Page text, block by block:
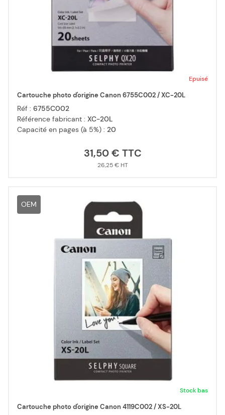
Epuisé
Cartouche photo d'origine Canon 6755C002 / XC-20L
Réf : 6755C002
Référence fabricant : XC-20L
Capacité en pages (à 5%) : 20
31,50 €
26,25 €
OEM
Stock bas
Cartouche photo d'origine Canon 4119C002 / XS-20L